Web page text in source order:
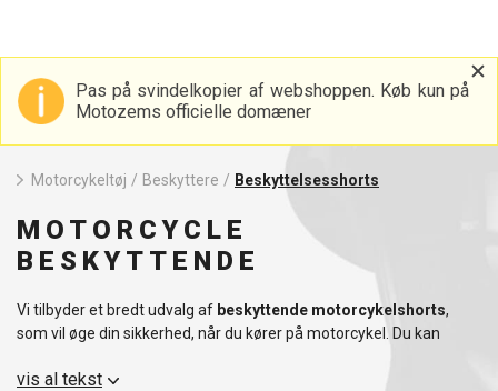
Pas på svindelkopier af webshoppen. Køb kun på
Motozems officielle domæner
Motorcykeltøj / Beskyttere / Beskyttelsesshorts
MOTORCYCLE
BESKYTTENDE
Vi tilbyder et bredt udvalg af beskyttende motorcykelshorts,
som vil øge din sikkerhed, når du kører på motorcykel. Du kan
normalt har på, og du behøver ikke bekymre dig om, at de
vis al tekst